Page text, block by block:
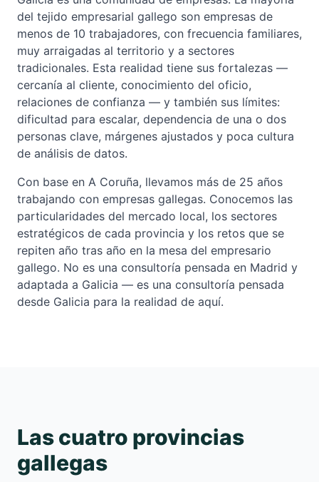
del tejido empresarial gallego son empresas de
menos de 10 trabajadores, con frecuencia familiares,
muy arraigadas al territorio y a sectores
tradicionales. Esta realidad tiene sus fortalezas —
cercanía al cliente, conocimiento del oficio,
relaciones de confianza — y también sus límites:
dificultad para escalar, dependencia de una o dos
personas clave, márgenes ajustados y poca cultura
de análisis de datos.
Con base en A Coruña, llevamos más de 25 años
trabajando con empresas gallegas. Conocemos las
particularidades del mercado local, los sectores
estratégicos de cada provincia y los retos que se
repiten año tras año en la mesa del empresario
gallego. No es una consultoría pensada en Madrid y
adaptada a Galicia — es una consultoría pensada
desde Galicia para la realidad de aquí.
Las cuatro provincias
gallegas